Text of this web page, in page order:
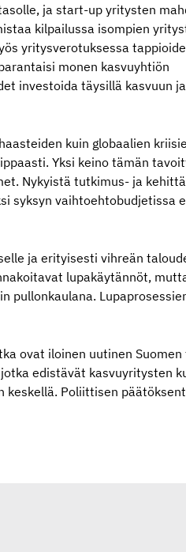
ja start-up yritysten
kilpailussa isompien
yritysverotuksessa
monen kasvuyhtiön
investoida täysillä kasvuun ja
kuin globaalien
Yksi keino tämän
Nykyistä tutkimus- ja
syksyn vaihtoehtobudjetissa
ja erityisesti vihreän
lupakäytännöt,
pullonkaulana.
ovat iloinen uutinen
edistävät kasvuyritysten
keskellä. Poliittisen